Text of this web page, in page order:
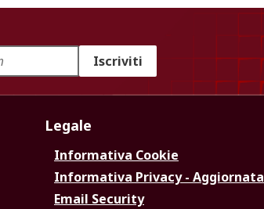
Iscriviti
Legale
Informativa Cookie
Informativa Privacy - Aggiornata
Email Security